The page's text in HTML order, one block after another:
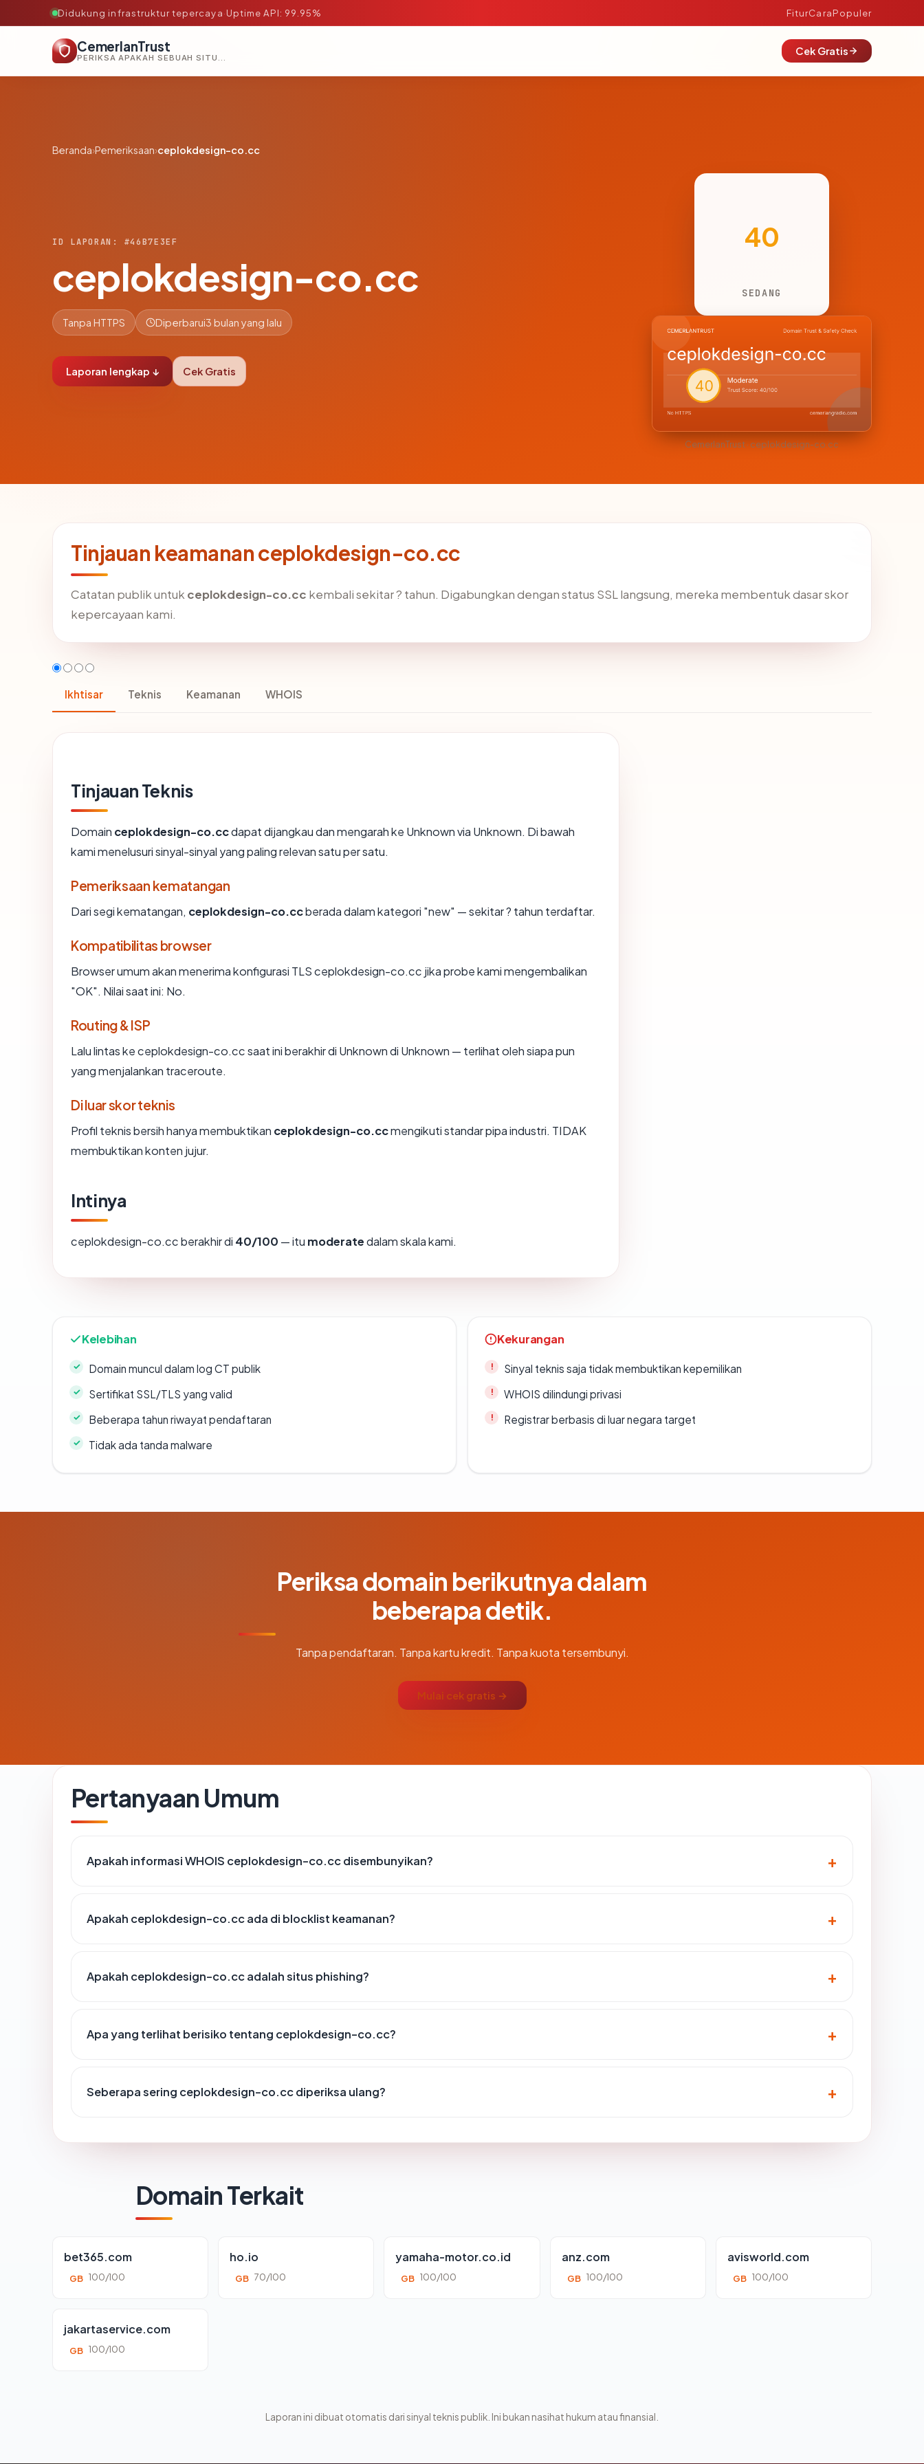
Didukung infrastruktur tepercaya·Uptime API: 99.95% FiturCaraPopuler
CemerlanTrust
PERIKSA APAKAH SEBUAH SITUS AMAN, TEPERCAYA, DAN TERVERIFIKASI DALAM HITUNGAN DETIK.
Cek Gratis
Beranda›Pemeriksaan›ceplokdesign-co.cc
ID LAPORAN: #46B7E3EF
ceplokdesign-co.cc
Tanpa HTTPS Diperbarui3 bulan yang lalu
Laporan lengkap ↓ Cek Gratis
40
SEDANG
CemerlanTrust · ceplokdesign-co.cc
Tinjauan keamanan ceplokdesign-co.cc
Catatan publik untuk ceplokdesign-co.cc kembali sekitar ? tahun. Digabungkan dengan status SSL langsung, mereka membentuk dasar skor
kepercayaan kami.
Ikhtisar Teknis Keamanan WHOIS
Tinjauan Teknis
Domain ceplokdesign-co.ccdapat dijangkau dan mengarah ke Unknown via Unknown. Di bawah
kami menelusuri sinyal-sinyal yang paling relevan satu per satu.
Pemeriksaan kematangan
Dari segi kematangan, ceplokdesign-co.ccberada dalam kategori "new" — sekitar ? tahun terdaftar.
Kompatibilitas browser
Browser umum akan menerima konfigurasi TLS ceplokdesign-co.cc jika probe kami mengembalikan
"OK". Nilai saat ini: No.
Routing & ISP
Lalu lintas ke ceplokdesign-co.cc saat ini berakhir di Unknown di Unknown — terlihat oleh siapa pun
yang menjalankan traceroute.
Di luar skor teknis
Profil teknis bersih hanya membuktikan ceplokdesign-co.ccmengikuti standar pipa industri. TIDAK
membuktikan konten jujur.
Intinya
ceplokdesign-co.cc berakhir di 40/100 — itu moderatedalam skala kami.
Kelebihan
Domain muncul dalam log CT publik
Sertifikat SSL/TLS yang valid
Beberapa tahun riwayat pendaftaran
Tidak ada tanda malware
Kekurangan
Sinyal teknis saja tidak membuktikan kepemilikan
WHOIS dilindungi privasi
Registrar berbasis di luar negara target
Periksa domain berikutnya dalam
beberapa detik.
Tanpa pendaftaran. Tanpa kartu kredit. Tanpa kuota tersembunyi.
Mulai cek gratis →
Pertanyaan Umum
Apakah informasi WHOIS ceplokdesign-co.cc disembunyikan?
Apakah ceplokdesign-co.cc ada di blocklist keamanan?
Apakah ceplokdesign-co.cc adalah situs phishing?
Apa yang terlihat berisiko tentang ceplokdesign-co.cc?
Seberapa sering ceplokdesign-co.cc diperiksa ulang?
Domain Terkait
bet365.com
GB 100/100
ho.io
GB 70/100
yamaha-motor.co.id
GB 100/100
anz.com
GB 100/100
avisworld.com
GB 100/100
jakartaservice.com
GB 100/100
Laporan ini dibuat otomatis dari sinyal teknis publik. Ini bukan nasihat hukum atau finansial.